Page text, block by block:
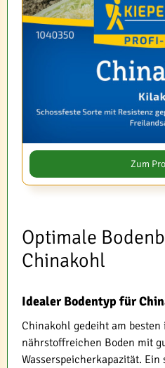
Zum
Optimale
Chinakohl
Idealer Bodentyp für
Chinakohl gedeiht am
nährstoffreichen Boden mit
Wasserspeicherkapazität.